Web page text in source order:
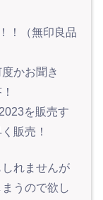
！（無印良品
かお聞き
を販売す
販売！
れませんが
うので欲し